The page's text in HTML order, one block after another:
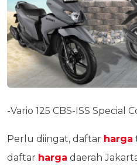
-Vario 125 CBS-ISS Special
Perlu diingat, daftar harga
daftar harga daerah